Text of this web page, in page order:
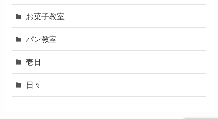
お菓子教室
パン教室
壱日
日々